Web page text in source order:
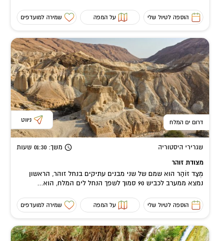
הוספה לטיול שלי על המפה שמירה למועדפים
דרום ים המלח ניווט
שגרירי היסטוריה משך: 01:30 שעות
מצודת זוהר
מְצַד זוֹהַר הוא שמם של שני מבנים עתיקים בנחל זוהר, הראשון
נמצא ממערב לכביש 90 סמוך לשפך הנחל לים המלח, הוא...
הוספה לטיול שלי על המפה שמירה למועדפים